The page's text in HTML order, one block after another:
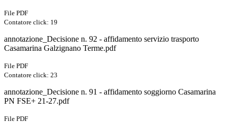
File PDF
Contatore click: 19
annotazione_Decisione n. 92 - affidamento servizio trasporto
Casamarina Galzignano Terme.pdf
File PDF
Contatore click: 23
annotazione_Decisione n. 91 - affidamento soggiorno Casamarina
PN FSE+ 21-27.pdf
File PDF